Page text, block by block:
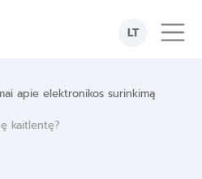
LT
apie elektronikos surinkimą
kaitlentę?